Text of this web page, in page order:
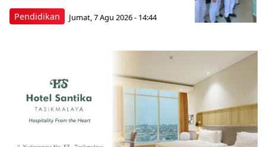
Pendidikan Jumat, 7 Agu 2026 - 14:44